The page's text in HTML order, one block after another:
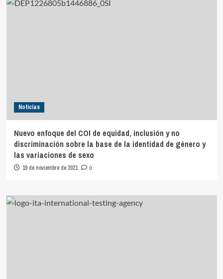
Noticias
Nuevo enfoque del COI de equidad, inclusión y no
discriminación sobre la base de la identidad de género y
las variaciones de sexo
19 de noviembre de 2021 0